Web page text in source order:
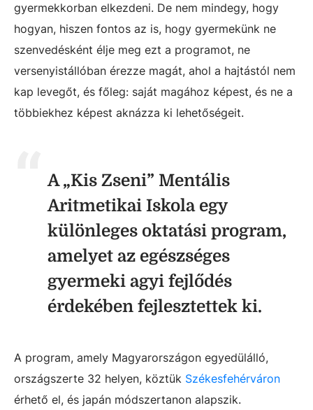
gyermekkorban elkezdeni. De nem mindegy, hogy
hogyan, hiszen fontos az is, hogy gyermekünk ne
szenvedésként élje meg ezt a programot, ne
versenyistállóban érezze magát, ahol a hajtástól nem
kap levegőt, és főleg: saját magához képest, és ne a
többiekhez képest aknázza ki lehetőségeit.
A „Kis Zseni” Mentális
Aritmetikai Iskola egy
különleges oktatási program,
amelyet az egészséges
gyermeki agyi fejlődés
érdekében fejlesztettek ki.
A program, amely Magyarországon egyedülálló,
országszerte 32 helyen, köztük Székesfehérváron
érhető el, és japán módszertanon alapszik.